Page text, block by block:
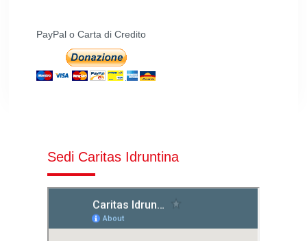
PayPal o Carta di Credito
Sedi Caritas Idruntina